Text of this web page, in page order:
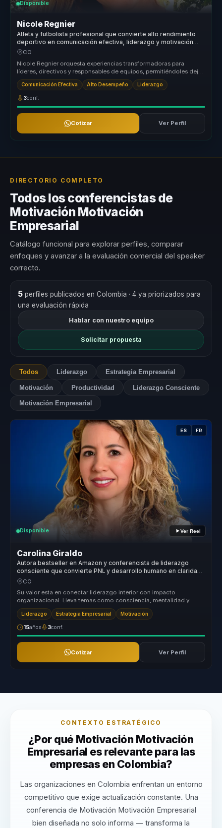
Disponible
Nicole Regnier
Atleta y futbolista profesional que convierte alto rendimiento
deportivo en comunicación efectiva, liderazgo y motivación
para líderes y equipos.
CO
Nicole Regnier orquesta experiencias transformadoras para
líderes, directivos y responsables de equipos, permitiéndoles dejar
atrás estru...
Comunicación Efectiva Alto Desempeño Liderazgo
3conf.
Cotizar Ver Perfil
DIRECTORIO COMPLETO
Todos los conferencistas de
Motivación Motivación
Empresarial
Catálogo funcional para explorar perfiles, comparar
enfoques y avanzar a la evaluación comercial del speaker
correcto.
5perfiles publicados en Colombia · 4 ya priorizados para
una evaluación rápida
Hablar con nuestro equipo
Solicitar propuesta
Todos Liderazgo Estrategia Empresarial
Motivación Productividad Liderazgo Consciente
Motivación Empresarial
ES FR
Disponible Ver Reel
Carolina Giraldo
Autora bestseller en Amazon y conferencista de liderazgo
consciente que convierte PNL y desarrollo humano en claridad
para lideres y equipos.
CO
Su valor esta en conectar liderazgo interior con impacto
organizacional. Lleva temas como consciencia, mentalidad y
autoliderazgo a una c...
Liderazgo Estrategia Empresarial Motivación
15años 3conf.
Cotizar Ver Perfil
CONTEXTO ESTRATÉGICO
¿Por qué Motivación Motivación
Empresarial es relevante para las
empresas en Colombia?
Las organizaciones en Colombia enfrentan un entorno
competitivo que exige actualización constante. Una
conferencia de Motivación Motivación Empresarial
bien diseñada no solo informa — transforma la